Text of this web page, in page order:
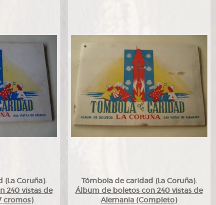
(La Coruña).
240 vistas de
cromos)
Tómbola de caridad (La Coruña).
Álbum de boletos con 240 vistas de
Alemania (Completo)